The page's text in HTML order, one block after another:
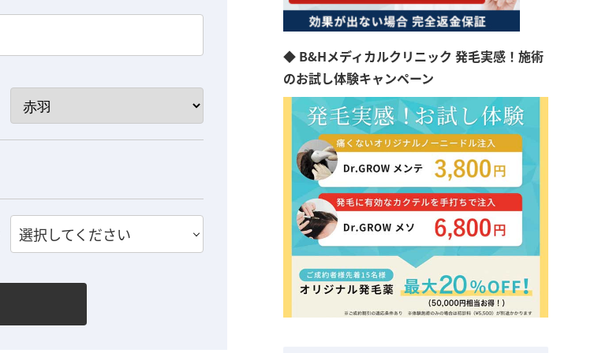
選択してください
◆ B&Hメディカルクリニック 発毛実感！施術
のお試し体験キャンペーン